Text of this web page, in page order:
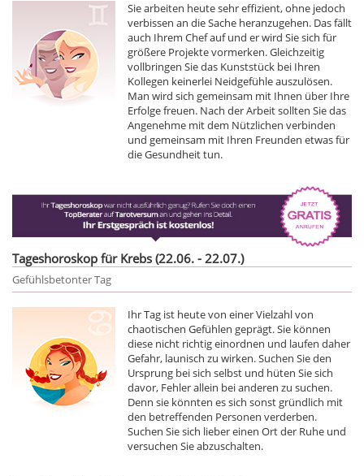
Sie arbeiten heute sehr effizient, ohne jedoch
verbissen an die Sache heranzugehen. Das fällt
auch Ihrem Chef auf und er wird Sie sich für
größere Projekte vormerken. Gleichzeitig
vollbringen Sie das Kunststück bei Ihren
Kollegen keinerlei Neidgefühle auszulösen.
Man wird sich gemeinsam mit Ihnen über Ihre
Erfolge freuen. Nach der Arbeit sollten Sie das
Angenehme mit dem Nützlichen verbinden
und gemeinsam mit Ihren Freunden etwas für
die Gesundheit tun.
Tageshoroskop für Krebs (22.06. - 22.07.)
Gefühlsbetonter Tag
Ihr Tag ist heute von einer Vielzahl von
chaotischen Gefühlen geprägt. Sie können
diese nicht richtig einordnen und laufen daher
Gefahr, launisch zu wirken. Suchen Sie den
Ursprung bei sich selbst und hüten Sie sich
davor, Fehler allein bei anderen zu suchen.
Denn sie könnten es sich sonst gründlich mit
den betreffenden Personen verderben.
Suchen Sie sich lieber einen Ort der Ruhe und
versuchen Sie abzuschalten.